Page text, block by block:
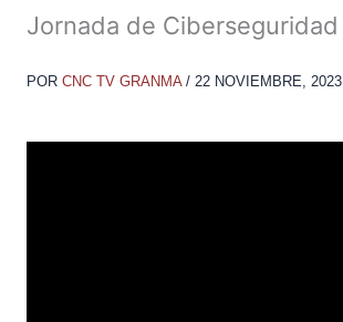
Jornada de Ciberseguridad
POR CNC TV GRANMA / 22 NOVIEMBRE, 2023